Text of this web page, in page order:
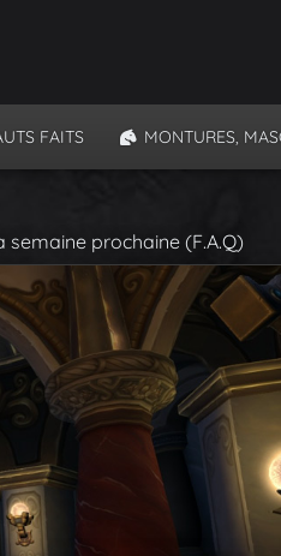
FAITS MONTURES,
prochaine (F.A.Q)